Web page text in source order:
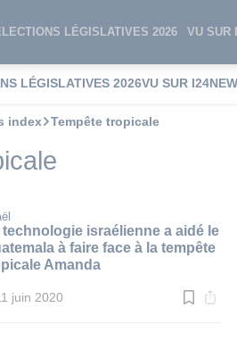
LÉGISLATIVES 2026 VU SUR
LÉGISLATIVES 2026VU SUR
index Tempête tropicale
technologie israélienne a aidé le
à faire face à la tempête
Amanda
juin 2020